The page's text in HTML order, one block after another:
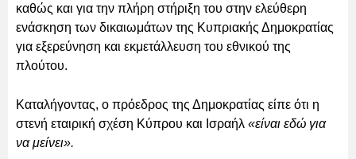
καθώς και για την πλήρη στήριξη του στην ελεύθερη
ενάσκηση των δικαιωμάτων της Κυπριακής Δημοκρατίας
για εξερεύνηση και εκμετάλλευση του εθνικού της
πλούτου.
Καταλήγοντας, ο πρόεδρος της Δημοκρατίας είπε ότι η
στενή εταιρική σχέση Κύπρου και Ισραήλ «είναι εδώ για
να μείνει».